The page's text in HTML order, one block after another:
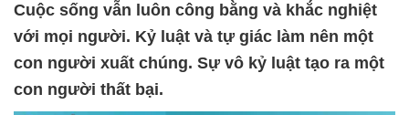
Cuộc sống vẫn luôn công bằng và khắc nghiệt
với mọi người. Kỷ luật và tự giác làm nên một
con người xuất chúng. Sự vô kỷ luật tạo ra một
con người thất bại.